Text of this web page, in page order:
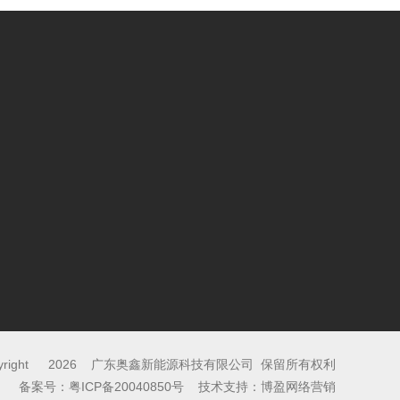
© 2026 广东奥鑫新能源科技有限公司
保留所有权利
备案号： 粤ICP备20040850号 技术支持： 博盈网络营销